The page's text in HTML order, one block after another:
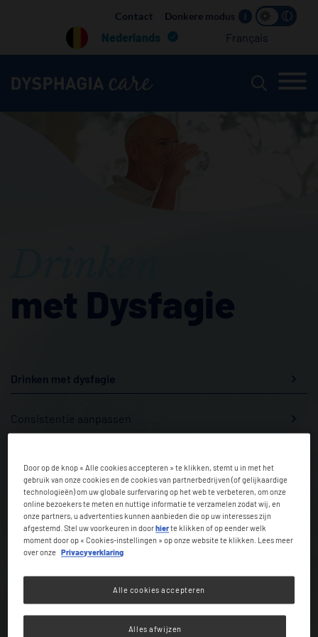
navigation
Contact Donkere modus i
Nederlands Français
met Dysfagie
Drinken met dysfagie
Consistentie aanpassen
Productinformatie
Verdikte drankjes
Het menselijk lichaam heeft water nodig om te overleven.
Door op de knop « Alle cookies accepteren » te klikken, stemt u in met het
gebruik van onze cookies en de cookies van partnerbedrijven (of gelijkaardige
technologieën) om uw globale surfervaring op het web te verbeteren, om onze
online bezoekers te meten en nuttige informatie te verzamelen zodat wij, en
onze partners, u advertenties kunnen aanbieden die op uw interesses zijn
afgestemd. Stel uw voorkeuren in doorhierte klikken of op eender welk
moment door op « Cookies-instellingen » op onze website te klikken. Lees meer
over onze Privacyverklaring
Alles afwijzen
Alle cookies accepteren